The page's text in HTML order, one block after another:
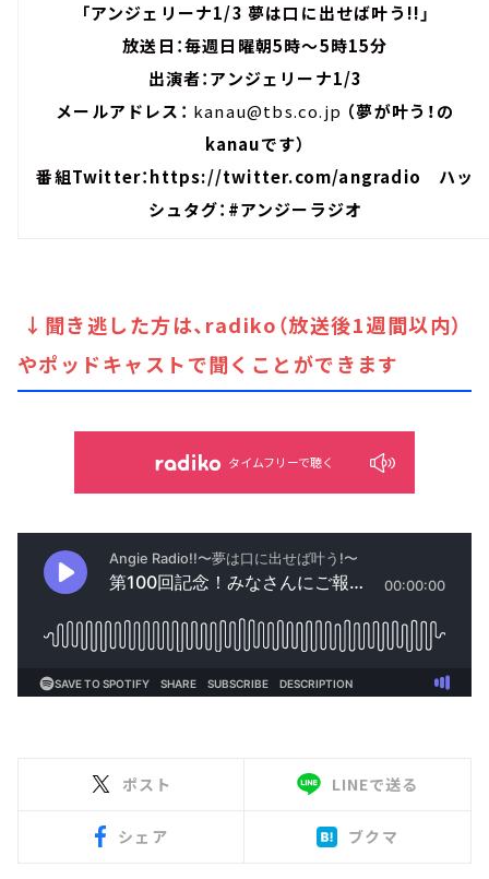
「アンジェリーナ1/3 夢は口に出せば叶う!!」
放送日：毎週日曜朝5時～5時15分
出演者：アンジェリーナ1/3
メールアドレス： kanau@tbs.co.jp （夢が叶う！の
kanauです）
番組Twitter：https://twitter.com/angradio ハッ
シュタグ：#アンジーラジオ
↓聞き逃した方は、radiko（放送後1週間以内）
やポッドキャストで聞くことができます
タイムフリーで聴く
ポスト LINEで送る
シェア ブクマ